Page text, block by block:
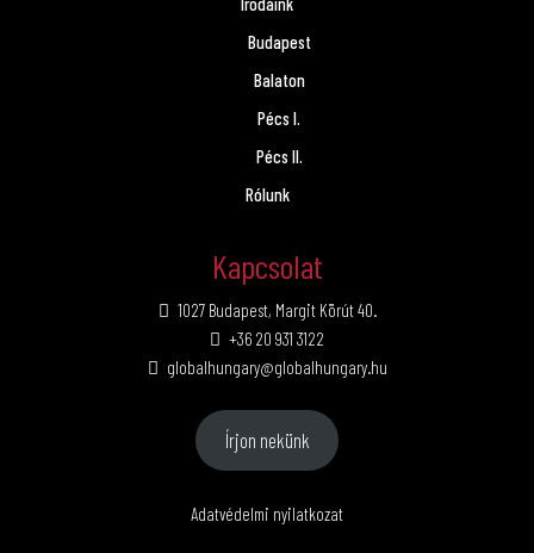
Budapest
Balaton
Pécs I.
Pécs II.
Rólunk
Kapcsolat
1027 Budapest, Margit Körút 40.
+36 20 931 3122
globalhungary@globalhungary.hu
Írjon nekünk
Adatvédelmi nyilatkozat